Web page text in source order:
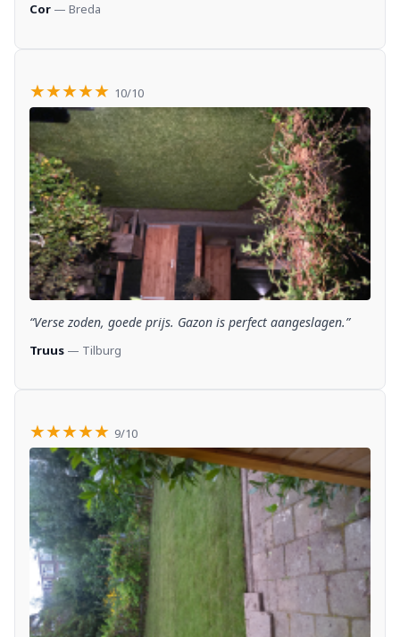
Cor — Breda
★★★★★ 10/10
“Verse zoden, goede prijs. Gazon is perfect aangeslagen.”
Truus — Tilburg
★★★★★ 9/10